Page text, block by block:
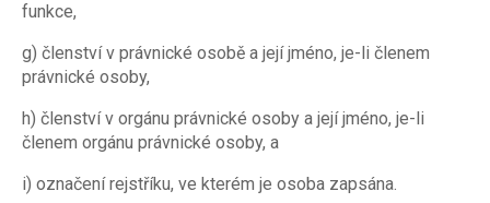
funkce,
g) členství v právnické osobě a její jméno, je-li členem
právnické osoby,
h) členství v orgánu právnické osoby a její jméno, je-li
členem orgánu právnické osoby, a
i) označení rejstříku, ve kterém je osoba zapsána.